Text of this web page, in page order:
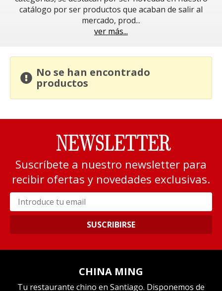
catálogo por ser productos que acaban de salir al
mercado, prod...
ver más...
No se han encontrado
productos
NEWSLETTER
Suscríbete a nuestro newsletter para
recibir ofertas y novedades exclusivas.
SUSCRIBIRSE
CHINA MING
Tu restaurante chino en Santiago. Disponemos de